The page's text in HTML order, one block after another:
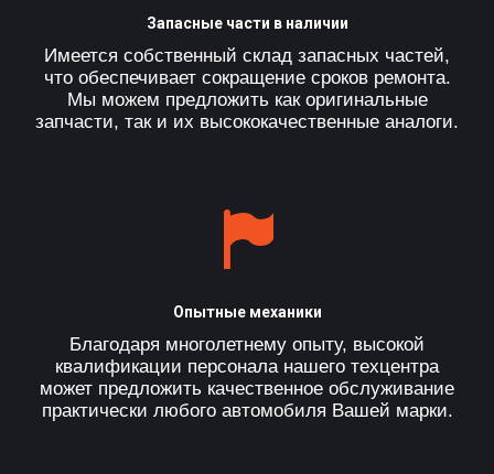
Запасные части в наличии
Имеется собственный склад запасных частей,
что обеспечивает сокращение сроков ремонта.
Мы можем предложить как оригинальные
запчасти, так и их высококачественные аналоги.
Опытные механики
Благодаря многолетнему опыту, высокой
квалификации персонала нашего техцентра
может предложить качественное обслуживание
практически любого автомобиля Вашей марки.